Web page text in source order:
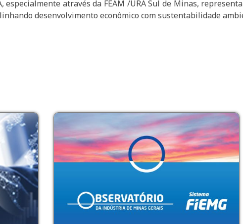
especialmente através da FEAM /URA Sul de Minas,
desenvolvimento econômico com sustentabilidade